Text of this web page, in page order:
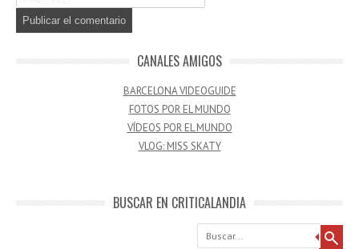
CANALES AMIGOS
BARCELONA VIDEOGUIDE
FOTOS POR EL MUNDO
VÍDEOS POR EL MUNDO
VLOG: MISS SKATY
BUSCAR EN CRITICALANDIA
Buscar